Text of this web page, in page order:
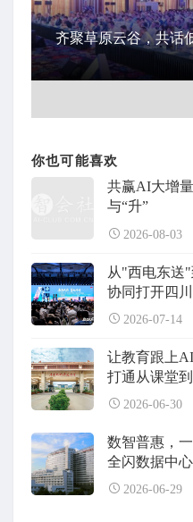
齐聚草原云谷，共话
你也可能喜欢
共赢AI大增
与“升”
2026-08-03
从"西电东送
协同打开四
2026-07-14
让教育跟上
打通从课堂
2026-06-30
数智普惠，
全闪数据中
设全面升级
2026-06-29